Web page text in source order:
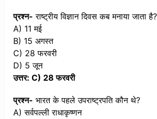
प्रश्न- राष्ट्रीय विज्ञान दिवस कब मनाया जाता है?
A) 11 मई
B) 15 अगस्त
C) 28 फरवरी
D) 5 जून
उत्तर: C) 28 फरवरी
प्रश्न- भारत के पहले उपराष्ट्रपति कौन थे?
A) सर्वपल्ली राधाकृष्णन